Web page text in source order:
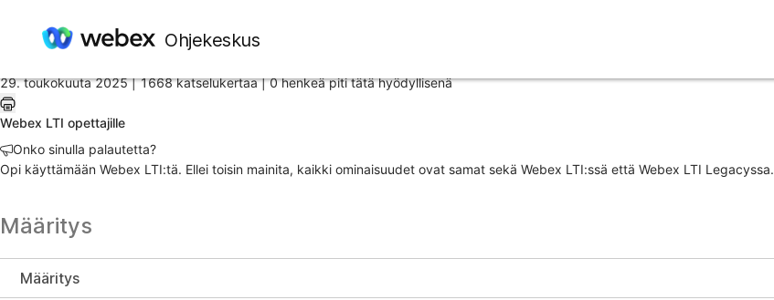
Ohjekeskus
Artikkeli
29. toukokuuta 2025 |1668 katselukertaa |0 henkeä piti tätä hyödyllisenä
Webex LTI opettajille
Onko sinulla palautetta?
Opi käyttämään Webex LTI:tä. Ellei toisin mainita, kaikki ominaisuudet ovat samat sekä Webex LTI:ssä että Webex LTI Legacyssa.
Määritys
Määritys